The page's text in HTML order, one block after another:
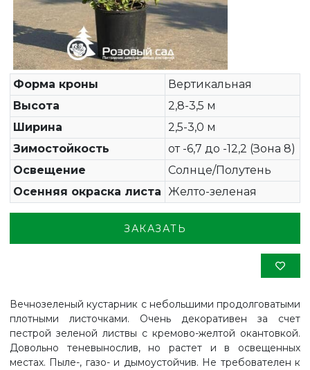
Форма кроны
Вертикальная
Высота
2,8-3,5 м
Ширина
2,5-3,0 м
Зимостойкость
от -6,7 до -12,2 (Зона 8)
Освещение
Солнце/Полутень
Осенняя окраска листа
Желто-зеленая
ЗАКАЗАТЬ
Вечнозеленый кустарник с небольшими продолговатыми
плотными листочками. Очень декоративен за счет
пестрой зеленой листвы с кремово-желтой окантовкой.
Довольно теневынослив, но растет и в освещенных
местах. Пыле-, газо- и дымоустойчив. Не требователен к